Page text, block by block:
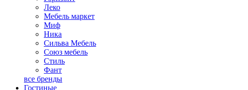
Леко
Мебель маркет
Миф
Ника
Сильва Мебель
Союз мебель
Стиль
Фант
все бренды
Гостиные